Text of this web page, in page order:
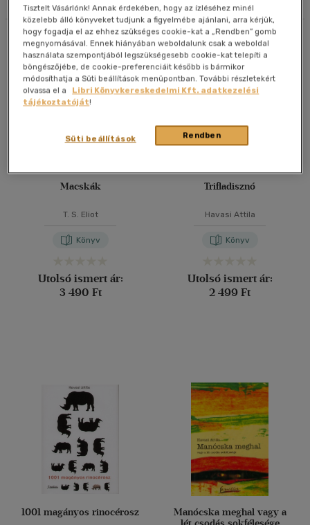
40 db / oldal
Alkalmaz
Összesen5db
Macskák
T. S. Eliot
Könyv
Utolsó ismert ár:
3 490 Ft
Trifladisznó
Havasi Attila
Könyv
Utolsó ismert ár:
2 499 Ft
1001 magányos rinocérosz
Manócska meghal vagy a
Tisztelt Vásárlónk! Annak érdekében, hogy az ízléséhez minél
közelebb álló könyveket tudjunk a figyelmébe ajánlani, arra kérjük,
hogy fogadja el az ehhez szükséges cookie-kat a „Rendben” gomb
megnyomásával. Ennek hiányában weboldalunk csak a weboldal
használata szempontjából legszükségesebb cookie-kat telepíti a
böngészőjébe, de cookie-preferenciáit később is bármikor
módosíthatja a Süti beállítások menüpontban. További részletekért
olvassa el a
Libri Könyvkereskedelmi Kft. adatkezelési
tájékoztatóját!
Rendben
Süti beállítások